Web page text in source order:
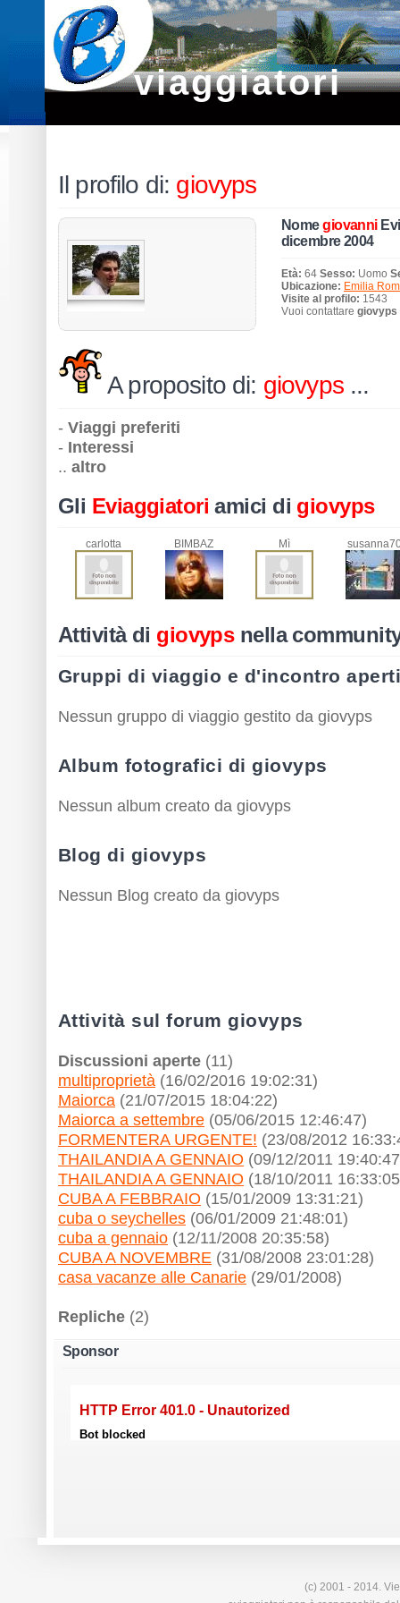
viaggiatori
Il profilo di: giovyps
Nomegiovanni
dicembre 2004
Età: 64 Sesso: Uomo
Ubicazione: Emilia
Visite al profilo: 1543
Vuoi contattare giovyps
A proposito di: giovyps...
- Viaggi preferiti
- Interessi
.. altro
Gli Eviaggiatori amici di giovyps
carlotta BIMBAZ Mì
Attività di giovypsnella
Gruppi di viaggio e d'incontro
Nessun gruppo di viaggio gestito da giovyps
Album fotografici di giovyps
Nessun album creato da giovyps
Blog di giovyps
Nessun Blog creato da giovyps
Attività sul forum giovyps
Discussioni aperte (11)
multiproprietà (16/02/2016 19:02:31)
Maiorca (21/07/2015 18:04:22)
Maiorca a settembre (05/06/2015 12:46:47)
FORMENTERA URGENTE! (23/08/2012
THAILANDIA A GENNAIO (09/12/2011
THAILANDIA A GENNAIO (18/10/2011
CUBA A FEBBRAIO (15/01/2009 13:31:21)
cuba o seychelles (06/01/2009 21:48:01)
cuba a gennaio (12/11/2008 20:35:58)
CUBA A NOVEMBRE (31/08/2008 23:01:28)
casa vacanze alle Canarie (29/01/2008)
Repliche (2)
Sponsor
(c) 2001 - 2014.